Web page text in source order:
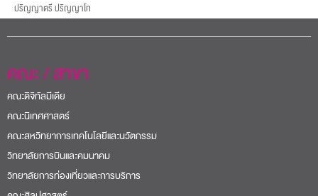
ปริญญาตรี ปริญญาโท
คณะ / สาขา
คณะดิจิทัลมีเดีย
คณะนิเทศศาสตร์
คณะสหวิทยาการเทคโนโลยีและนวัตกรรม
วิทยาลัยการบินและคมนาคม
วิทยาลัยการท่องเที่ยวและการบริการ